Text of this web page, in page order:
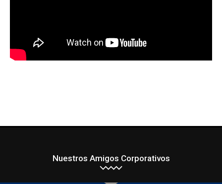
Nuestros Amigos Corporativos